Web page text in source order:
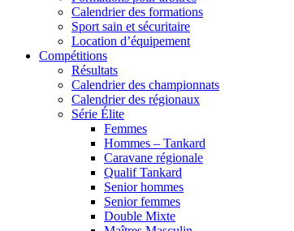
Calendrier des formations
Sport sain et sécuritaire
Location d’équipement
Compétitions
Résultats
Calendrier des championnats
Calendrier des régionaux
Série Élite
Femmes
Hommes – Tankard
Caravane régionale
Qualif Tankard
Senior hommes
Senior femmes
Double Mixte